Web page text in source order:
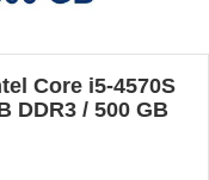
Core i5-4570S
DDR3 / 500 GB